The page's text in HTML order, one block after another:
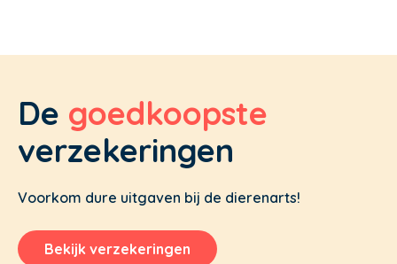
De goedkoopste
verzekeringen
Voorkom dure uitgaven bij de dierenarts!
Bekijk verzekeringen